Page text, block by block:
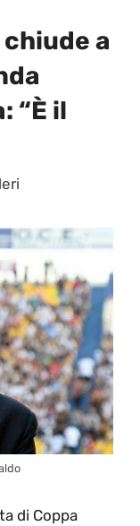
a
“È il
di Coppa